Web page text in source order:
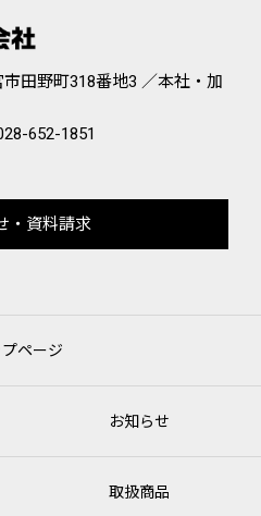
田野町318番地3 ／本社・加
652-1851
・資料請求
プページ
お知らせ
取扱商品